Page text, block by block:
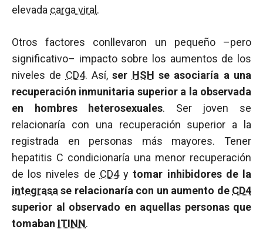
elevada carga viral .
Otros factores conllevaron un pequeño –pero
significativo– impacto sobre los aumentos de los
niveles de CD4. Así,ser HSH se asociaría a una
recuperación inmunitaria superior a la observada
en hombres heterosexuales. Ser joven se
relacionaría con una recuperación superior a la
registrada en personas más mayores. Tener
hepatitis C condicionaría una menor recuperación
de los niveles de CD4ytomar inhibidores de la
integrasa se relacionaría con un aumento de CD4
superior al observado en aquellas personas que
tomaban ITINN.